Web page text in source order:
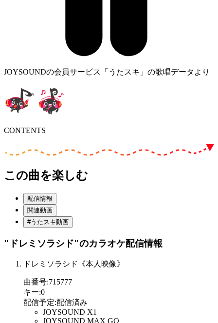
JOYSOUNDの会員サービス「うたスキ」の歌唱データより
CONTENTS
この曲を楽しむ
配信情報
関連動画
#うたスキ動画
"ドレミソラシド"のカラオケ配信情報
ドレミソラシド《本人映像》
曲番号:715777
キー:0
配信予定:配信済み
JOYSOUND X1
JOYSOUND MAX GO